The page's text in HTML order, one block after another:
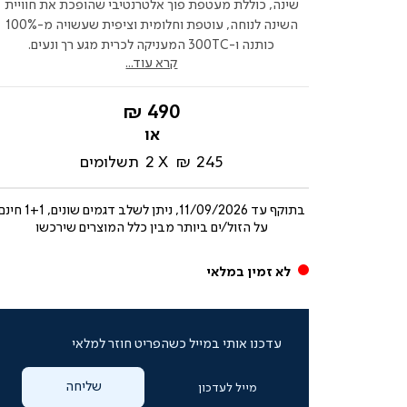
שינה, כוללת מעטפת פוך אלטרנטיבי שהופכת את חוויית
השינה לנוחה, עוטפת וחלומית וציפית שעשויה מ-100%
כותנה ו-300TC המעניקה לכרית מגע רך ונעים.
קרא עוד...
החל
מ-
490 ₪
245 ₪
2 תשלומים
בתוקף עד
11/09/2026, ניתן לשלב דגמים שונים,
על הזול/ים ביותר מבין כלל המוצרים שירכשו
לא זמין במלאי
עדכנו אותי במייל כשהפריט חוזר למלאי
מייל לעדכון שליחה